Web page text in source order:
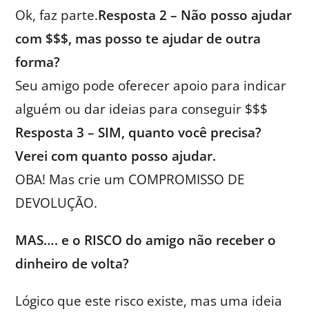
Ok, faz parte.Resposta 2 – Não posso ajudar
com $$$, mas posso te ajudar de outra
forma?
Seu amigo pode oferecer apoio para indicar
alguém ou dar ideias para conseguir $$$
Resposta 3 – SIM, quanto você precisa?
Verei com quanto posso ajudar.
OBA! Mas crie um COMPROMISSO DE
DEVOLUÇÃO.
MAS…. e o RISCO do amigo não receber o
dinheiro de volta?
Lógico que este risco existe, mas uma ideia